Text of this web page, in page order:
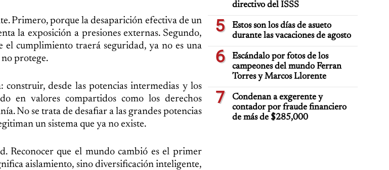
Primero, porque la desaparición efectiva de un
la exposición a presiones externas. Segundo,
el cumplimiento traerá seguridad, ya no es una
protege.
desde las potencias intermedias y los
en valores compartidos como los derechos
No se trata de desafiar a las grandes potencias
un sistema que ya no existe.
Reconocer que el mundo cambió es el primer
aislamiento, sino diversificación inteligente,
directivo del ISSS
5
Estos son los días de asueto
durante las vacaciones de agosto
6
Escándalo por fotos de los
campeones del mundo Ferran
Torres y Marcos Llorente
7
Condenan a exgerente y
contador por fraude financiero
de más de $285,000